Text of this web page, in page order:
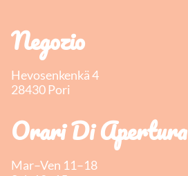
Negozio
Hevosenkenkä 4
28430 Pori
Orari Di Apertura
Mar–Ven 11–18